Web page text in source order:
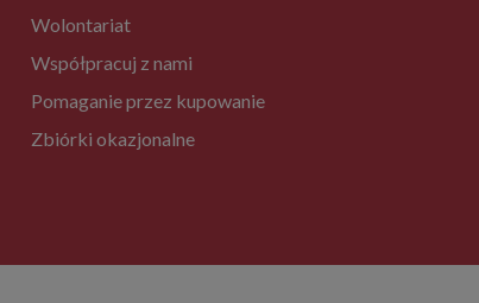
Wolontariat
Współpracuj z nami
Pomaganie przez kupowanie
Zbiórki okazjonalne